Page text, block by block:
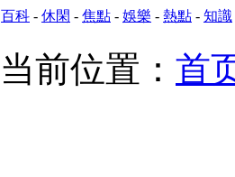
百科 - 休閑 - 焦點 - 娛樂 - 熱點 - 知識
当前位置： 首